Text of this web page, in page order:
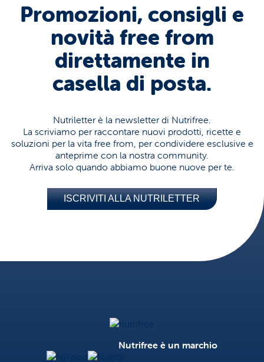
Promozioni, consigli e
novità free from
direttamente in
casella di posta.
Nutriletter è la newsletter di Nutrifree.
La scriviamo per raccontare nuovi prodotti, ricette e
soluzioni per la vita free from, per condividere esclusive e
anteprime con la nostra community.
Arriva solo quando abbiamo buone nuove per te.
ISCRIVITI ALLA NUTRILETTER
Nutrifree è un marchio